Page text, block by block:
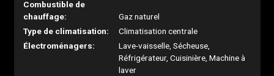
Combustible de
chauffage:
Gaz naturel
Type de climatisation:
Climatisation centrale
Électroménagers:
Lave-vaisselle, Sécheuse,
Réfrigérateur, Cuisinière, Machine à
laver